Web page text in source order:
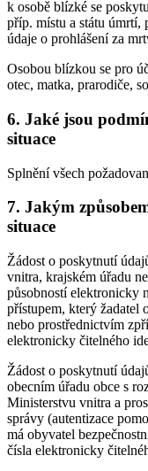
k osobě blízké se
příp. místu a státu úmrtí,
údaje o prohlášení za
Osobou blízkou se pro
otec, matka, prarodiče,
6. Jaké jsou
situace
Splnění všech
7. Jakým
situace
Žádost o poskytnutí
vnitra, krajském úřadu
působností elektronicky
přístupem, který žadatel
nebo prostřednictvím
elektronicky čitelného
Žádost o poskytnutí
obecním úřadu obce s
Ministerstvu vnitra a
správy (autentizace
má obyvatel
čísla elektronicky